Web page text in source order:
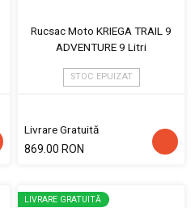
Rucsac Moto KRIEGA TRAIL 9
ADVENTURE 9 Litri
STOC EPUIZAT
Livrare Gratuită
869.00 RON
LIVRARE GRATUITĂ